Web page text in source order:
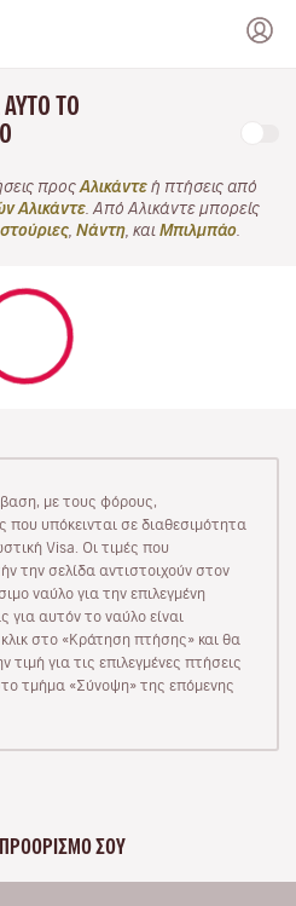
ΤΟ
προς Αλικάντε ή πτήσεις από
Αλικάντε . Από Αλικάντε μπορείς
Νάντη , και Μπιλμπάο
με τους φόρους,
που υπόκεινται σε διαθεσιμότητα
Visa. Οι τιμές που
την σελίδα αντιστοιχούν στον
ναύλο για την επιλεγμένη
για αυτόν το ναύλο είναι
στο «Κράτηση πτήσης» και θα
τιμή για τις επιλεγμένες πτήσεις
τμήμα «Σύνοψη» της επόμενης
ΠΡΟΟΡΙΣΜΌ ΣΟΥ